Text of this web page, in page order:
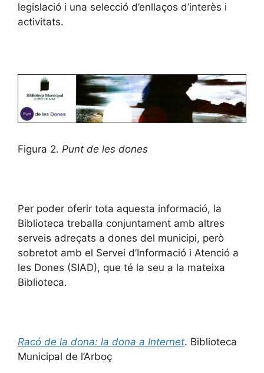
legislació i una selecció d’enllaços d’interès i
activitats.
Figura 2. Punt de les dones
Per poder oferir tota aquesta informació, la
Biblioteca treballa conjuntament amb altres
serveis adreçats a dones del municipi, però
sobretot amb el Servei d’Informació i Atenció a
les Dones (SIAD), que té la seu a la mateixa
Biblioteca.
Racó de la dona: la dona a Internet. Biblioteca
Municipal de l’Arboç